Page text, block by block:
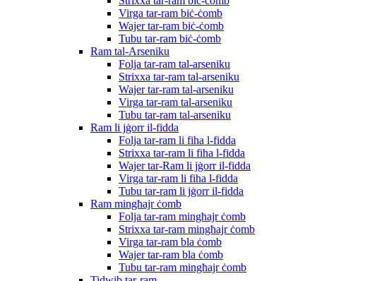
Virga tar-ram biċ-ċomb
Wajer tar-ram biċ-ċomb
Tubu tar-ram biċ-ċomb
Ram tal-Arseniku
Folja tar-ram tal-arseniku
Strixxa tar-ram tal-arseniku
Wajer tar-ram tal-arseniku
Virga tar-ram tal-arseniku
Tubu tar-ram tal-arseniku
Ram li jġorr il-fidda
Folja tar-ram li fiha l-fidda
Strixxa tar-ram li fiha l-fidda
Wajer tar-Ram li jġorr il-fidda
Virga tar-ram li fiha l-fidda
Tubu tar-ram li jġorr il-fidda
Ram mingħajr ċomb
Folja tar-ram mingħajr ċomb
Strixxa tar-ram mingħajr ċomb
Virga tar-ram bla ċomb
Wajer tar-ram bla ċomb
Tubu tar-ram mingħajr ċomb